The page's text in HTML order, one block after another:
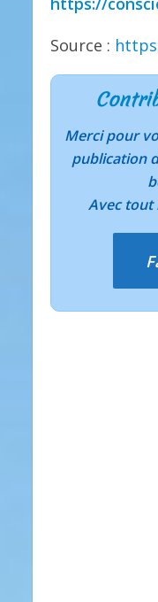
Source :
Merci pour
publication
Avec tout